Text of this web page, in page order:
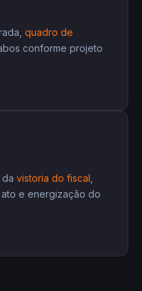
quadro de
conforme projeto
vistoria do fiscal
e energização do